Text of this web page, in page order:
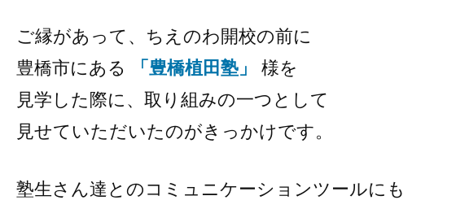
ご縁があって、ちえのわ開校の前に
豊橋市にある
「豊橋植田塾」
様を
見学した際に、取り組みの一つとして
見せていただいたのがきっかけです。
塾生さん達とのコミュニケーションツールにも